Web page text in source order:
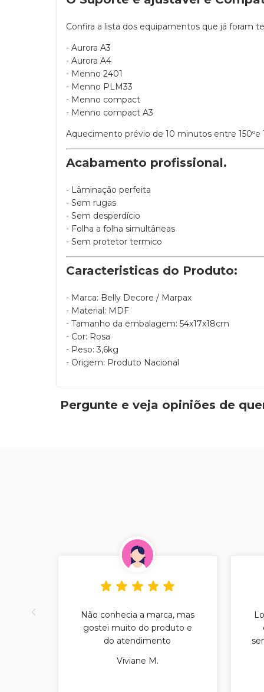
Confira a lista dos equipamentos que já foram
- Aurora A3
- Aurora A4
- Menno 2401
- Menno PLM33
- Menno compact
- Menno compact A3
Aquecimento prévio de 10 minutos entre 150ºe
Acabamento profissional.
- Lâminação perfeita
- Sem rugas
- Sem desperdício
- Folha a folha simultâneas
- Sem protetor termico
Caracteristicas do Produto:
- Marca: Belly Decore / Marpax
- Material: MDF
- Tamanho da embalagem: 54x17x18cm
- Cor: Rosa
- Peso: 3,6kg
- Origem: Produto Nacional
Pergunte e veja opiniões de
Não conhecia a marca, mas
gostei muito do produto e
do atendimento
Viviane M.